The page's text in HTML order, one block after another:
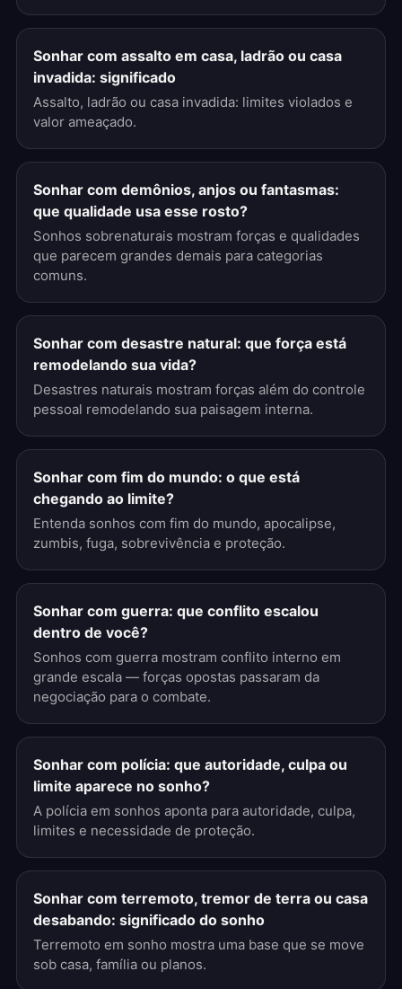
Sonhar com assalto em casa, ladrão ou casa
invadida: significado
Assalto, ladrão ou casa invadida: limites violados e
valor ameaçado.
Sonhar com demônios, anjos ou fantasmas:
que qualidade usa esse rosto?
Sonhos sobrenaturais mostram forças e qualidades
que parecem grandes demais para categorias
comuns.
Sonhar com desastre natural: que força está
remodelando sua vida?
Desastres naturais mostram forças além do controle
pessoal remodelando sua paisagem interna.
Sonhar com fim do mundo: o que está
chegando ao limite?
Entenda sonhos com fim do mundo, apocalipse,
zumbis, fuga, sobrevivência e proteção.
Sonhar com guerra: que conflito escalou
dentro de você?
Sonhos com guerra mostram conflito interno em
grande escala — forças opostas passaram da
negociação para o combate.
Sonhar com polícia: que autoridade, culpa ou
limite aparece no sonho?
A polícia em sonhos aponta para autoridade, culpa,
limites e necessidade de proteção.
Sonhar com terremoto, tremor de terra ou casa
desabando: significado do sonho
Terremoto em sonho mostra uma base que se move
sob casa, família ou planos.